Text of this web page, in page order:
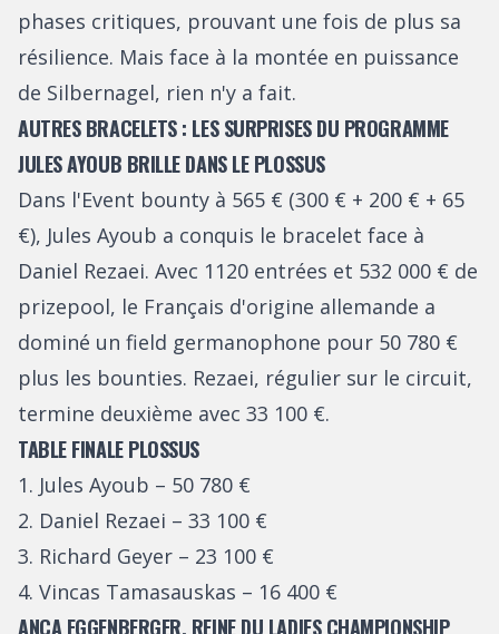
phases critiques, prouvant une fois de plus sa
résilience. Mais face à la montée en puissance
de Silbernagel, rien n'y a fait.
AUTRES BRACELETS : LES SURPRISES DU PROGRAMME
JULES AYOUB BRILLE DANS LE PLOSSUS
Dans l'Event bounty à 565 € (300 € + 200 € + 65
€), Jules Ayoub a conquis le bracelet face à
Daniel Rezaei. Avec 1120 entrées et 532 000 € de
prizepool, le Français d'origine allemande a
dominé un field germanophone pour 50 780 €
plus les bounties. Rezaei, régulier sur le circuit,
termine deuxième avec 33 100 €.
TABLE FINALE PLOSSUS
1. Jules Ayoub – 50 780 €
2. Daniel Rezaei – 33 100 €
3. Richard Geyer – 23 100 €
4. Vincas Tamasauskas – 16 400 €
ANCA EGGENBERGER, REINE DU LADIES CHAMPIONSHIP